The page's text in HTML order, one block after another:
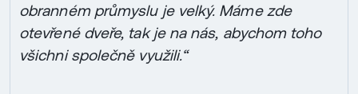
obranném průmyslu je velký. Máme zde
otevřené dveře, tak je na nás, abychom toho
všichni společně využili.“